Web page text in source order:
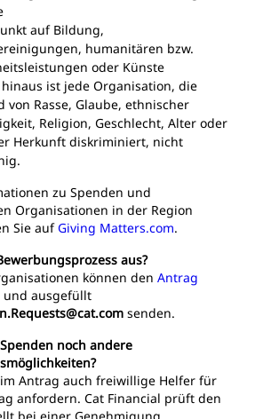
auf Bildung,
humanitären bzw.
oder Künste
ist jede Organisation, die
von Rasse, Glaube, ethnischer
Religion, Geschlecht, Alter oder
Herkunft diskriminiert, nicht
zu Spenden und
Organisationen in der Region
Sie aufGiving Matters.com.
aus?
können den Antrag
und ausgefüllt
senden.
noch andere
im Antrag auch freiwillige Helfer für
anfordern. Cat Financial prüft den